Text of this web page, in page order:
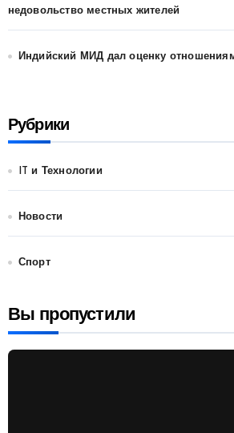
недовольство местных жителей
Индийский МИД дал оценку
Рубрики
IT и Технологии
Новости
Спорт
Вы пропустили